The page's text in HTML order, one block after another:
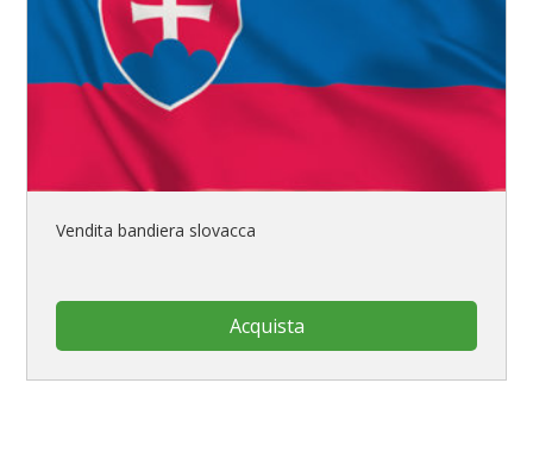
Vendita bandiera slovacca
Acquista